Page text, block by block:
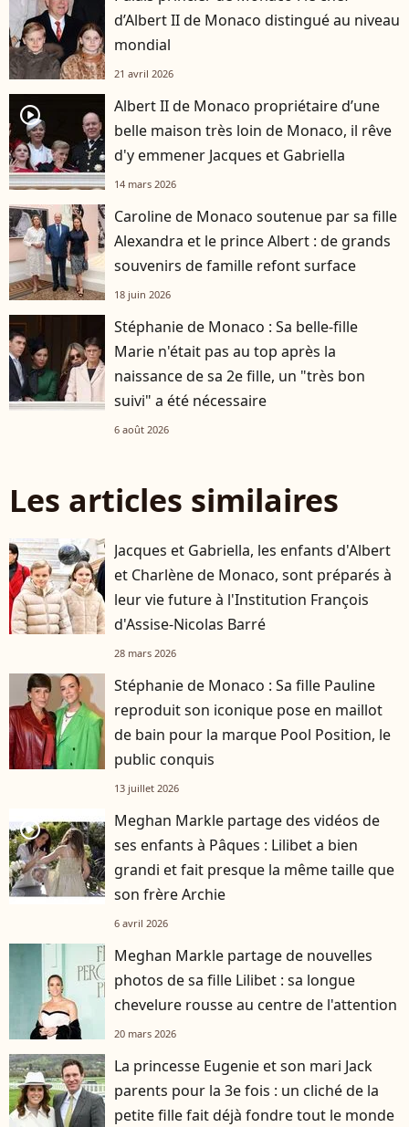
d’Albert II de Monaco distingué au niveau
mondial
21 avril 2026
player2
Albert II de Monaco propriétaire d’une
belle maison très loin de Monaco, il rêve
d'y emmener Jacques et Gabriella
14 mars 2026
Caroline de Monaco soutenue par sa fille
Alexandra et le prince Albert : de grands
souvenirs de famille refont surface
18 juin 2026
Stéphanie de Monaco : Sa belle-fille
Marie n'était pas au top après la
naissance de sa 2e fille, un "très bon
suivi" a été nécessaire
6 août 2026
Les articles similaires
Jacques et Gabriella, les enfants d'Albert
et Charlène de Monaco, sont préparés à
leur vie future à l'Institution François
d'Assise-Nicolas Barré
28 mars 2026
Stéphanie de Monaco : Sa fille Pauline
reproduit son iconique pose en maillot
de bain pour la marque Pool Position, le
public conquis
13 juillet 2026
player2
Meghan Markle partage des vidéos de
ses enfants à Pâques : Lilibet a bien
grandi et fait presque la même taille que
son frère Archie
6 avril 2026
Meghan Markle partage de nouvelles
photos de sa fille Lilibet : sa longue
chevelure rousse au centre de l'attention
20 mars 2026
La princesse Eugenie et son mari Jack
parents pour la 3e fois : un cliché de la
petite fille fait déjà fondre tout le monde